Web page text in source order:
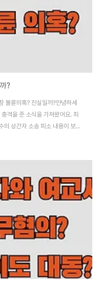
?
불륜의혹? 진실일까?안녕하세
격을 준 소식을 가져왔어요. 최
상간자 소송 피소 내용이 보도
이 가수 **숙행**에게 향하고 있
. 보도된 CCTV 영상에는 여가
더했어요. 오늘 포스팅에서는
연결 정황, 가수 측 해명, 그리고
자세히 분석해 볼게요. 트로트